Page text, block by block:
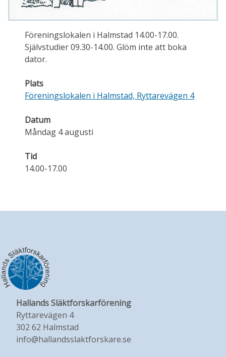
Föreningslokalen i Halmstad 14.00-17.00.
Självstudier 09.30-14.00. Glöm inte att boka
dator.
Plats
Föreningslokalen i Halmstad, Ryttarevägen 4
Datum
Måndag 4 augusti
Tid
14.00-17.00
Hallands Släktforskarförening
Ryttarevägen 4
302 62 Halmstad
info@hallandsslaktforskare.se